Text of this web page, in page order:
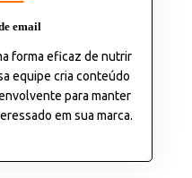
email
forma eficaz de nutrir
equipe cria conteúdo
para manter
em sua marca.